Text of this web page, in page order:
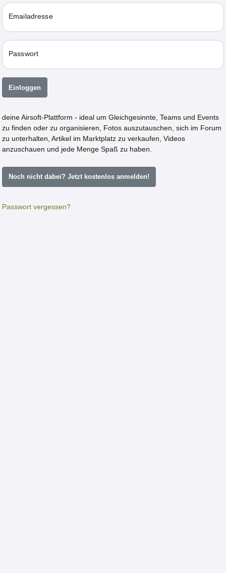
Emailadresse
Passwort
Einloggen
deine Airsoft-Plattform - ideal um Gleichgesinnte, Teams und Events
zu finden oder zu organisieren, Fotos auszutauschen, sich im Forum
zu unterhalten, Artikel im Marktplatz zu verkaufen, Videos
anzuschauen und jede Menge Spaß zu haben.
Noch nicht dabei? Jetzt kostenlos anmelden!
Passwort vergessen?